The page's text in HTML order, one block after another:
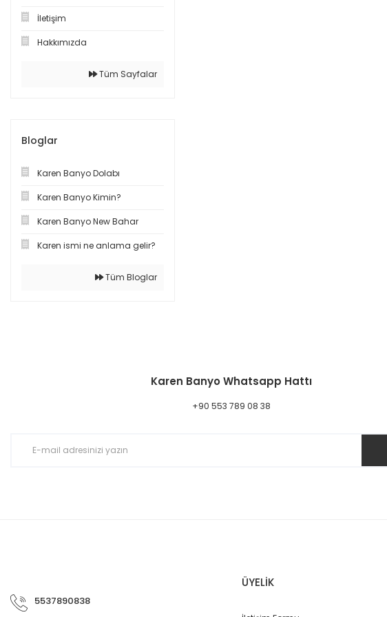
İletişim
Hakkımızda
Tüm Sayfalar
Bloglar
Karen Banyo Dolabı
Karen Banyo Kimin?
Karen Banyo New Bahar
Karen ismi ne anlama gelir?
Tüm Bloglar
Karen Banyo Whatsapp Hattı
+90 553 789 08 38
5537890838
ÜYELİK